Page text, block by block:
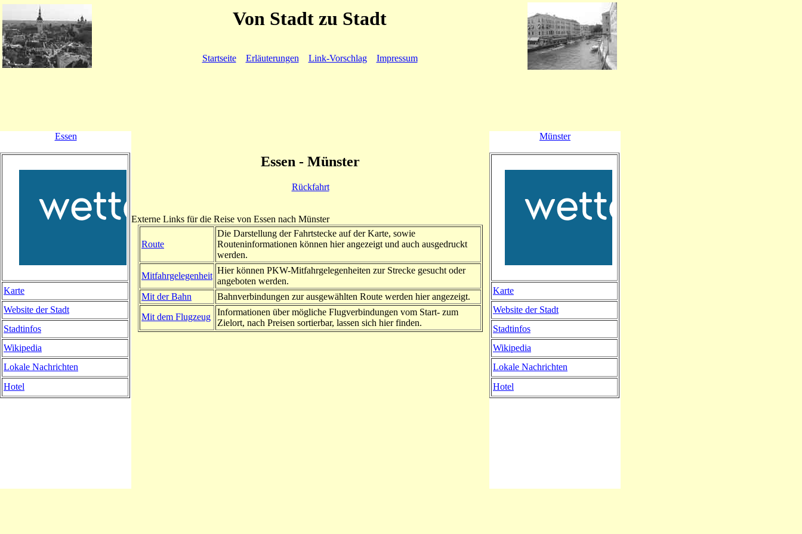
Von Stadt zu Stadt
Startseite Erläuterungen Link-Vorschlag Impressum
Essen - Münster
Rückfahrt
Externe Links für die Reise von Essen nach Münster
Route
Die Darstellung der Fahrtstecke auf der Karte, sowie
Routeninformationen können hier angezeigt und auch ausgedruckt
werden.
Mitfahrgelegenheit
Hier können PKW-Mitfahrgelegenheiten zur Strecke gesucht oder
angeboten werden.
Mit der Bahn
Bahnverbindungen zur ausgewählten Route werden hier angezeigt.
Mit dem Flugzeug
Informationen über mögliche Flugverbindungen vom Start- zum
Zielort, nach Preisen sortierbar, lassen sich hier finden.
Essen
Karte
Website der Stadt
Stadtinfos
Wikipedia
Lokale Nachrichten
Hotel
Münster
Karte
Website der Stadt
Stadtinfos
Wikipedia
Lokale Nachrichten
Hotel